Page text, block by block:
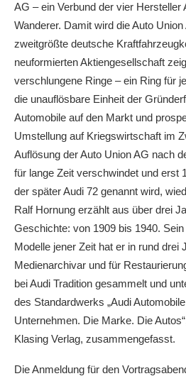
AG – ein Verbund der vier Hersteller
Wanderer. Damit wird die Auto
zweitgrößte deutsche
neuformierten Aktiengesellschaft
verschlungene Ringe – ein Ring für
die unauflösbare Einheit der
Automobile auf den Markt und
Umstellung auf Kriegswirtschaft im
Auflösung der Auto Union AG nach
für lange Zeit verschwindet und erst
der später Audi 72 genannt wird,
Ralf Hornung erzählt aus über drei
Geschichte: von 1909 bis 1940.
Modelle jener Zeit hat er in rund drei
Medienarchivar und für
bei Audi Tradition gesammelt und
des Standardwerks „Audi
Unternehmen. Die Marke. Die
Klasing Verlag, zusammengefasst.
Die Anmeldung für den